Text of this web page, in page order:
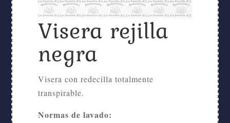
Visera rejilla
negra
Visera con redecilla totalmente
transpirable.
Normas de lavado: